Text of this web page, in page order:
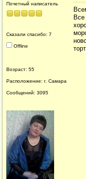
Почетный написатель
Сказали спасибо: 7
Offline
Возраст: 55
Расположение: г. Самара
Сообщений: 3095